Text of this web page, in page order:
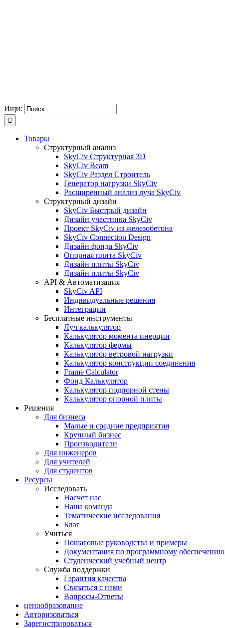
Ищи:
Товары
Структурный анализ
SkyCiv Структурная 3D
SkyCiv Beam
SkyCiv Раздел Строитель
Генератор нагрузки SkyCiv
Расширенный анализ луча SkyCiv
Структурный дизайн
SkyCiv Быстрый дизайн
Дизайн участника SkyCiv
Проект SkyCiv из железобетона
SkyCiv Connection Design
Дизайн фонда SkyCiv
Опорная плита SkyCiv
Дизайн плиты SkyCiv
Дизайн плиты SkyCiv
API & Автоматизация
SkyCiv API
Индивидуальные решения
Интеграции
Бесплатные инструменты
Луч калькулятор
Калькулятор момента инерции
Калькулятор фермы
Калькулятор ветровой нагрузки
Калькулятор конструкции соединения
Frame Calculator
Фонд Калькулятор
Калькулятор подпорной стены
Калькулятор опорной плиты
Решения
Для бизнеса
Малые и средние предприятия
Крупный бизнес
Производители
Для инженеров
Для учителей
Для студентов
Ресурсы
Исследовать
Насчет нас
Наша команда
Тематические исследования
Блог
Учиться
Пошаговые руководства и примеры
Документация по программному обеспечению
Студенческий учебный центр
Служба поддержки
Гарантия качества
Связаться с нами
Вопросы-Ответы
ценообразование
Авторизоваться
Зарегистрироваться